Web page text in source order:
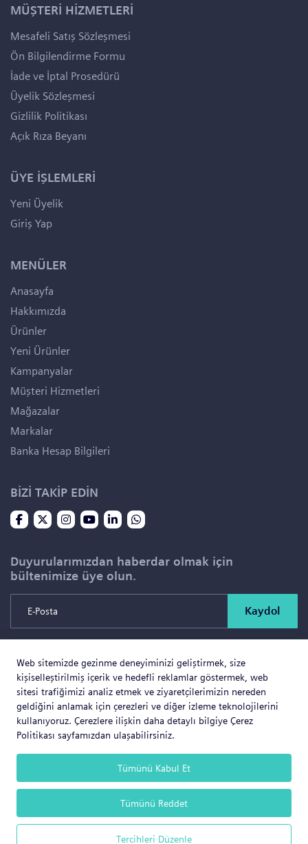
Web sitemizde gezinme deneyiminizi geliştirmek, size
kişiselleştirilmiş içerik ve hedefli reklamlar göstermek, web
sitesi trafiğimizi analiz etmek ve ziyaretçilerimizin nereden
geldiğini anlamak için çerezleri ve diğer izleme teknolojilerini
kullanıyoruz. Çerezlere ilişkin daha detaylı bilgiye Çerez
Politikası sayfamızdan ulaşabilirsiniz.
Tümünü Kabul Et
Tümünü Reddet
Tercihleri Düzenle
MÜŞTERİ HİZMETLERİ
Mesafeli Satış Sözleşmesi
Ön Bilgilendirme Formu
İade ve İptal Prosedürü
Üyelik Sözleşmesi
Gizlilik Politikası
Açık Rıza Beyanı
ÜYE İŞLEMLERİ
Yeni Üyelik
Giriş Yap
MENÜLER
Anasayfa
Hakkımızda
Ürünler
Yeni Ürünler
Kampanyalar
Müşteri Hizmetleri
Mağazalar
Markalar
Banka Hesap Bilgileri
BİZİ TAKİP EDİN
Duyurularımızdan haberdar olmak için
bültenimize üye olun.
Kaydol
Copyright © 2026 SOLD PROJE SATIŞ YÖNETİMİ VE
GAYRİMENKUL İNŞAAT TİCARET LTD.ŞTİ. Tüm Hakları
Saklıdır.
Web Business® e-ticaret sistemleri ile hazırlanmıştır.